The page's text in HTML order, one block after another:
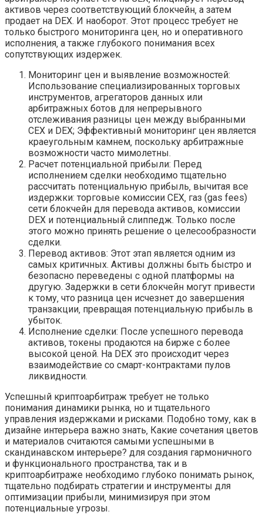
активов через соответствующий блокчейн‚ а затем
продает на DEX. И наоборот. Этот процесс требует не
только быстрого мониторинга цен‚ но и оперативного
исполнения‚ а также глубокого понимания всех
сопутствующих издержек.
Мониторинг цен и выявление возможностей:
Использование специализированных торговых
инструментов‚ агрегаторов данных или
арбитражных ботов для непрерывного
отслеживания разницы цен между выбранными
CEX и DEX; Эффективный мониторинг цен является
краеугольным камнем‚ поскольку арбитражные
возможности часто мимолетны.
Расчет потенциальной прибыли: Перед
исполнением сделки необходимо тщательно
рассчитать потенциальную прибыль‚ вычитая все
издержки: торговые комиссии CEX‚ газ (gas fees)
сети блокчейн для перевода активов‚ комиссии
DEX и потенциальный слиппедж. Только после
этого можно принять решение о целесообразности
сделки.
Перевод активов: Этот этап является одним из
самых критичных. Активы должны быть быстро и
безопасно переведены с одной платформы на
другую. Задержки в сети блокчейн могут привести
к тому‚ что разница цен исчезнет до завершения
транзакции‚ превращая потенциальную прибыль в
убыток.
Исполнение сделки: После успешного перевода
активов‚ токены продаются на бирже с более
высокой ценой. На DEX это происходит через
взаимодействие со смарт-контрактами пулов
ликвидности.
Успешный криптоарбитраж требует не только
понимания динамики рынка‚ но и тщательного
управления издержками и рисками. Подобно тому‚ как в
дизайне интерьера важно знать‚ Какие сочетания цветов
и материалов считаются самыми успешными в
скандинавском интерьере? для создания гармоничного
и функционального пространства‚ так и в
криптоарбитраже необходимо глубоко понимать рынок‚
тщательно подбирать стратегии и инструменты для
оптимизации прибыли‚ минимизируя при этом
потенциальные угрозы.